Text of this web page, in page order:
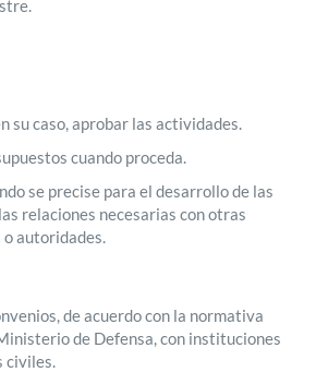
su caso, aprobar las actividades.
cuando proceda.
se precise para el desarrollo de las
relaciones necesarias con otras
autoridades.
de acuerdo con la normativa
de Defensa, con instituciones
civiles.